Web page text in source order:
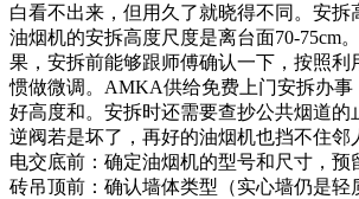
白看不出来，但用久了就晓得不同。安拆
油烟机的安拆高度尺度是离台面70-75cm
果，安拆前能够跟师傅确认一下，按照利
惯做微调。AMKA供给免费上门安拆办事
好高度和。安拆时还需要查抄公共烟道的
逆阀若是坏了，再好的油烟机也挡不住邻
电交底前：确定油烟机的型号和尺寸，预
砖吊顶前：确认墙体类型（实心墙仍是轻